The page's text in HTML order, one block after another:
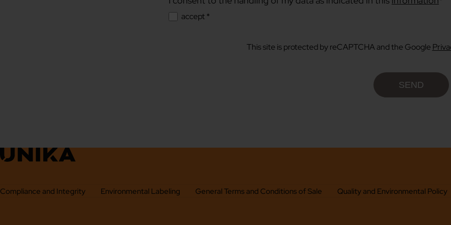
accept *
This site is protected by reCAPTCHA and the Google
Compliance and Integrity Environmental Labeling General Terms and Conditions of Sale Quality and Environmental Policy